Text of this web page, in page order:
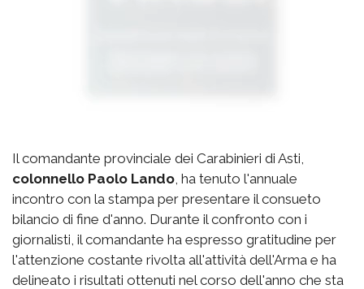
Il comandante provinciale dei Carabinieri di Asti,
colonnello Paolo Lando , ha tenuto l'annuale
incontro con la stampa per presentare il consueto
bilancio di fine d'anno. Durante il confronto con i
giornalisti, il comandante ha espresso gratitudine per
l'attenzione costante rivolta all'attività dell'Arma e ha
delineato i risultati ottenuti nel corso dell'anno che sta